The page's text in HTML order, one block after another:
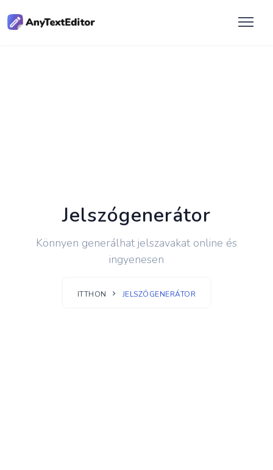
Jelszógenerátor
Könnyen generálhat jelszavakat online és
ingyenesen
ITTHON JELSZÓGENERÁTOR